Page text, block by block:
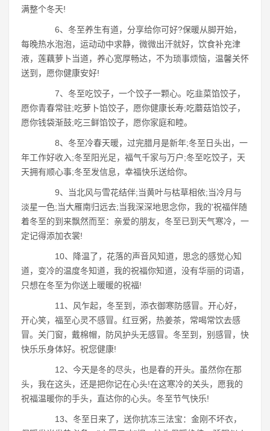
满整个冬天!
6、冬至养生有道，分享给你可好?保暖从脚开始，
每晚热水泡泡，运动动中求静，微微出汗就好，饮食补充津
液，莲藕萝卜当道，养心宽厚畅达，不为琐事烦恼，温馨关怀
送到，愿你健康安好!
7、冬至吃饺子，一个饺子一颗心。吃韭菜馅饺子，
愿你青春常驻;吃萝卜馅饺子，愿你健康长寿;吃蘑菇馅饺子，
愿你钱袋渐鼓;吃三鲜馅饺子，愿你家庭和睦。
8、冬至冷春天暖，过完腊月是新年;冬至日头出，一
年工作好收入;冬至阳光足，福气千家与万户;冬至吃饺子，天
天拥有顺心事;冬至发信息，幸福快乐送给你。
9、当北风与雪花结伴;当黄叶与枯草相依;当冷月与
淡星一色;当大雁南归远去;当我深深地思念你，我的'祝福伴随
着冬至的到来飘然而至：亲爱的朋友，冬至已到天气寒冷，一
定记得添加衣裳!
10、降温了，花落的声音风知道，思念的感觉心知
道，变冷的温度冬知道，我的祝福你知道，没有华丽的词语，
只想在冬至为你送上暖暖的祝福!
11、风乍起，冬至到，添衣御寒防感冒。开心好，
开心笑，福至心灵不感冒。红豆粥，热姜茶，常喝常饮去感
冒。关门窗，戴棉帽，防风护头无感冒。冬至到，别感冒，快
快乐乐身体好。祝您健康!
12、今天是冬的尽头，也是春的开头。虽然你在那
头，我在这头，还是把你记在心头!在这寒冷的关头，愿我的
祝福温暖你的手头，直达你的心头。冬至节气快乐!
13、冬至日来了，送你抗冻三法宝：金刚不坏衣，